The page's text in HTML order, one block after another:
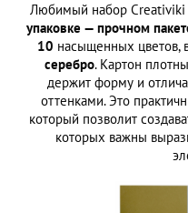
Любимый набор Creativiki
упаковке — прочном
10 насыщенных цветов,
серебро. Картон
держит форму и
оттенками. Это
который позволит
которых важны